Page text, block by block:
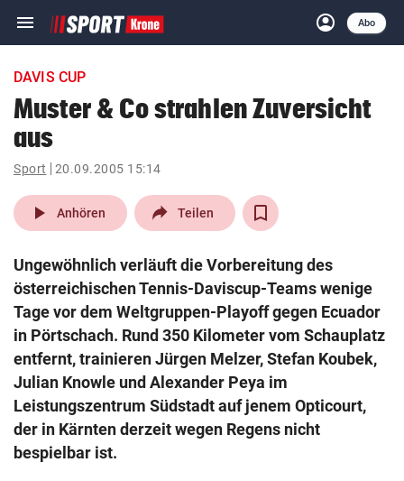
menu Navigation
ein-/ausklappen
account_circle
Anmelden
Abo
close Schließen
account_circle
pin_drop
Wien arrow_right
search
Suchbegriff
eingeben
© Krone Multimedia GmbH & Co KG 2026
DAVIS CUP
Muster & Co strahlen Zuversicht
aus
Sport 20.09.2005 15:14
play_arrow Anhören Teilen
Ungewöhnlich verläuft die Vorbereitung des
österreichischen Tennis-Daviscup-Teams wenige
Tage vor dem Weltgruppen-Playoff gegen Ecuador
in Pörtschach. Rund 350 Kilometer vom Schauplatz
entfernt, trainieren Jürgen Melzer, Stefan Koubek,
Julian Knowle und Alexander Peya im
Leistungszentrum Südstadt auf jenem Opticourt,
der in Kärnten derzeit wegen Regens nicht
bespielbar ist.